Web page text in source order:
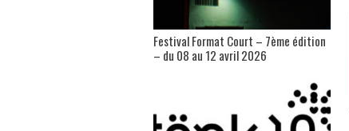
Festival Format Court – 7ème édition
– du 08 au 12 avril 2026